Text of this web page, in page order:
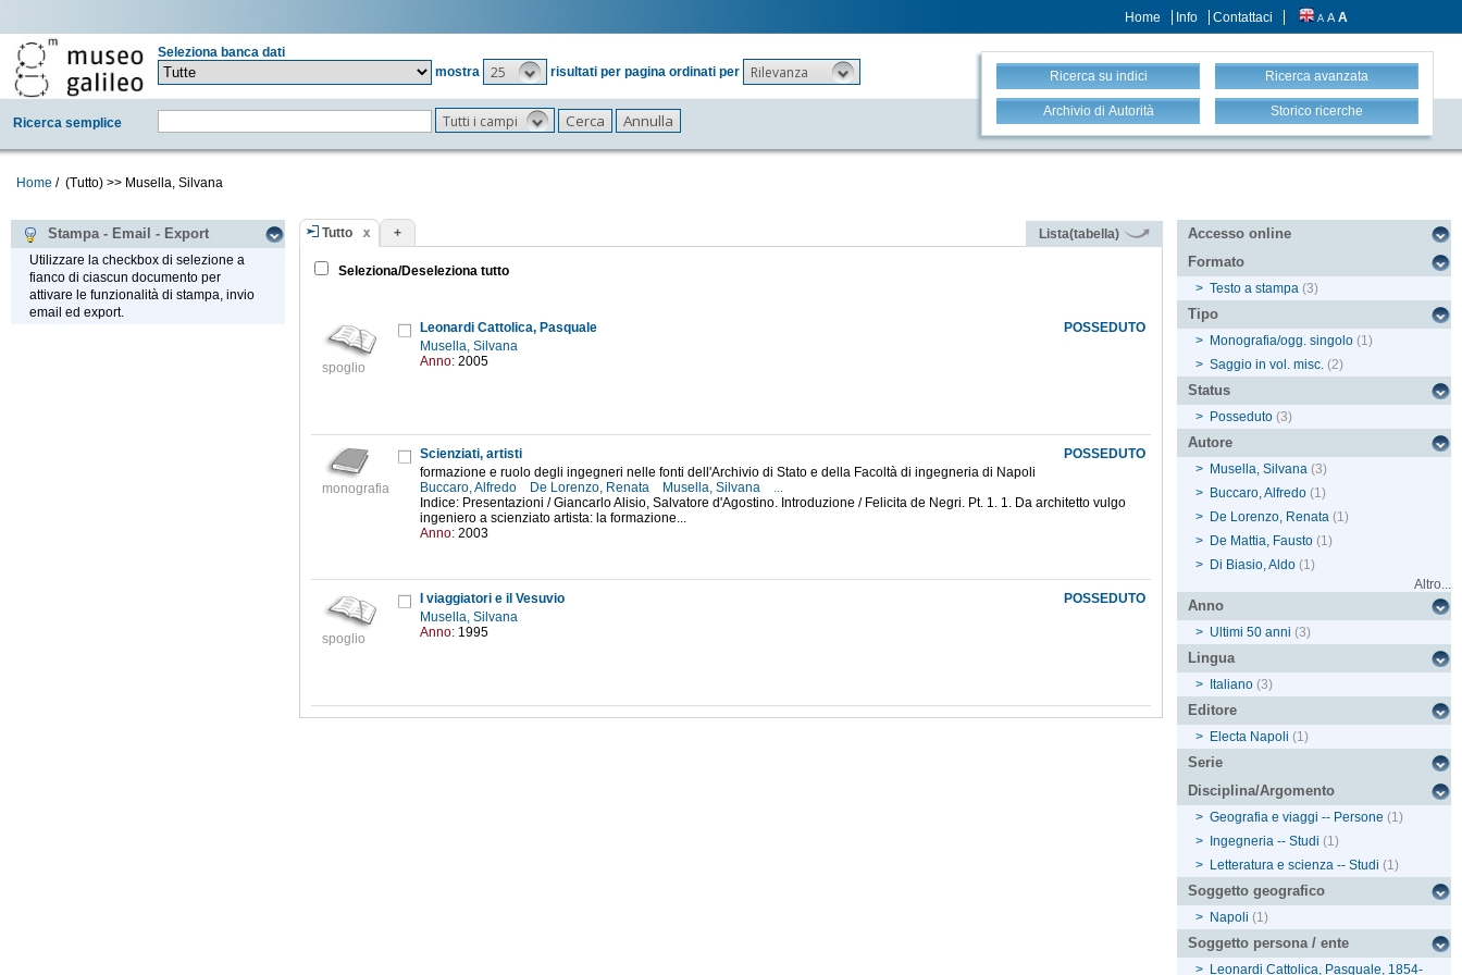
Home Info Contattaci A A A
Seleziona banca dati
mostra
25 risultati per pagina ordinati per Rilevanza
Ricerca semplice Tutti i campi
Ricerca su indici Ricerca avanzata
Archivio di Autorità Storico ricerche
Home / (Tutto) >> Musella, Silvana
Stampa - Email - Export
Utilizzare la checkbox di selezione a
fianco di ciascun documento per
attivare le funzionalità di stampa, invio
email ed export.
Tutto + Lista(tabella)
Seleziona/Deseleziona tutto
spoglio
POSSEDUTO
Leonardi Cattolica, Pasquale
Musella, Silvana
Anno: 2005
monografia
POSSEDUTO
Scienziati, artisti
formazione e ruolo degli ingegneri nelle fonti dell'Archivio di Stato e della Facoltà di ingegneria di Napoli
Buccaro, Alfredo
De Lorenzo, Renata Musella, Silvana
...
Indice: Presentazioni / Giancarlo Alisio, Salvatore d'Agostino. Introduzione / Felicita de Negri. Pt. 1. 1. Da architetto vulgo
ingeniero a scienziato artista: la formazione...
Anno: 2003
spoglio
POSSEDUTO
I viaggiatori e il Vesuvio
Musella, Silvana
Anno: 1995
Accesso online
Formato
> Testo a stampa (3)
Tipo
> Monografia/ogg. singolo (1)
> Saggio in vol. misc. (2)
Status
> Posseduto (3)
Autore
> Musella, Silvana (3)
> Buccaro, Alfredo (1)
> De Lorenzo, Renata (1)
> De Mattia, Fausto (1)
> Di Biasio, Aldo (1)
Altro...
Anno
> Ultimi 50 anni (3)
Lingua
> Italiano (3)
Editore
> Electa Napoli (1)
Serie
Disciplina/Argomento
> Geografia e viaggi -- Persone (1)
>
Ingegneria -- Studi (1)
> Letteratura e scienza -- Studi (1)
Soggetto geografico
> Napoli (1)
Soggetto persona / ente
> Leonardi Cattolica, Pasquale, 1854-